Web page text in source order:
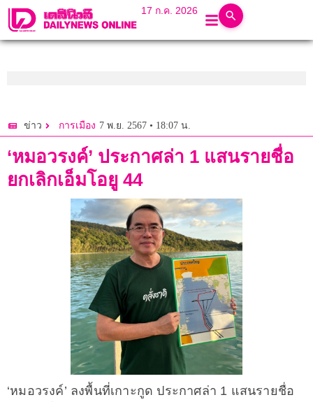
17 ก.ค. 2026
ข่าว การเมือง 7 พ.ย. 2567 • 18:07 น.
‘หมอวรงค์’ ประกาศล่า 1 แสนรายชื่อ
ยกเลิกเอ็มโอยู 44
‘หมอวรงค์’ ลงพื้นที่เกาะกูด ประกาศล่า 1 แสนรายชื่อ